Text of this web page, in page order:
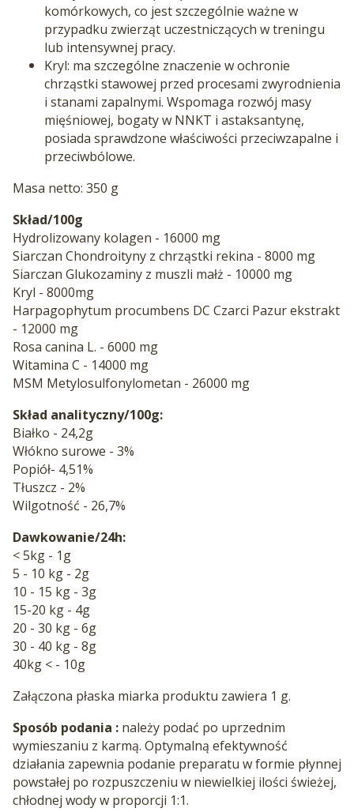
komórkowych, co jest szczególnie ważne w
przypadku zwierząt uczestniczących w treningu
lub intensywnej pracy.
Kryl: ma szczególne znaczenie w ochronie
chrząstki stawowej przed procesami zwyrodnienia
i stanami zapalnymi. Wspomaga rozwój masy
mięśniowej, bogaty w NNKT i astaksantynę,
posiada sprawdzone właściwości przeciwzapalne i
przeciwbólowe.
Masa netto: 350 g
Skład/100g
Hydrolizowany kolagen - 16000 mg
Siarczan Chondroityny z chrząstki rekina - 8000 mg
Siarczan Glukozaminy z muszli małż - 10000 mg
Kryl - 8000mg
Harpagophytum procumbens DC Czarci Pazur ekstrakt
- 12000 mg
Rosa canina L. - 6000 mg
Witamina C - 14000 mg
MSM Metylosulfonylometan - 26000 mg
Skład analityczny/100g:
Białko - 24,2g
Włókno surowe - 3%
Popiół- 4,51%
Tłuszcz - 2%
Wilgotność - 26,7%
Dawkowanie/24h:
< 5kg - 1g
5 - 10 kg - 2g
10 - 15 kg - 3g
15-20 kg - 4g
20 - 30 kg - 6g
30 - 40 kg - 8g
40kg < - 10g
Załączona płaska miarka produktu zawiera 1 g.
Sposób podania : należy podać po uprzednim
wymieszaniu z karmą. Optymalną efektywność
działania zapewnia podanie preparatu w formie płynnej
powstałej po rozpuszczeniu w niewielkiej ilości świeżej,
chłodnej wody w proporcji 1:1.